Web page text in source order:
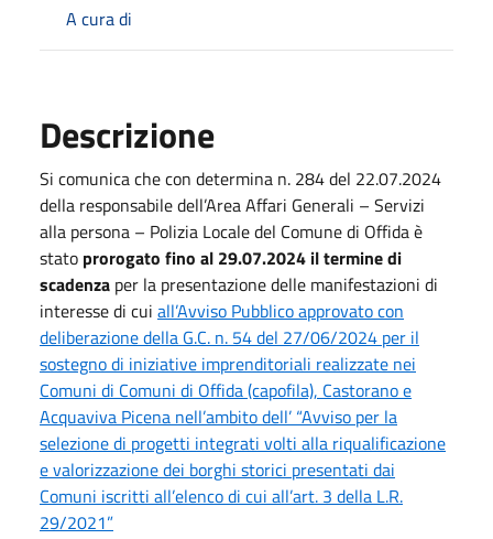
A cura di
Descrizione
Si comunica che con determina n. 284 del 22.07.2024
della responsabile dell’Area Affari Generali – Servizi
alla persona – Polizia Locale del Comune di Offida è
stato prorogato fino al 29.07.2024 il termine di
scadenza per la presentazione delle manifestazioni di
interesse di cui all’Avviso Pubblico approvato con
deliberazione della G.C. n. 54 del 27/06/2024 per il
sostegno di iniziative imprenditoriali realizzate nei
Comuni di Comuni di Offida (capofila), Castorano e
Acquaviva Picena nell’ambito dell’ “Avviso per la
selezione di progetti integrati volti alla riqualificazione
e valorizzazione dei borghi storici presentati dai
Comuni iscritti all’elenco di cui all’art. 3 della L.R.
29/2021”